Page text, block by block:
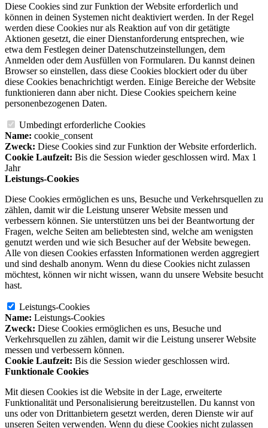
Diese Cookies sind zur Funktion der Website erforderlich und
können in deinen Systemen nicht deaktiviert werden. In der Regel
werden diese Cookies nur als Reaktion auf von dir getätigte
Aktionen gesetzt, die einer Dienstanforderung entsprechen, wie
etwa dem Festlegen deiner Datenschutzeinstellungen, dem
Anmelden oder dem Ausfüllen von Formularen. Du kannst deinen
Browser so einstellen, dass diese Cookies blockiert oder du über
diese Cookies benachrichtigt werden. Einige Bereiche der Website
funktionieren dann aber nicht. Diese Cookies speichern keine
personenbezogenen Daten.
Umbedingt erforderliche Cookies
Name: cookie_consent
Zweck: Diese Cookies sind zur Funktion der Website erforderlich.
Cookie Laufzeit: Bis die Session wieder geschlossen wird. Max 1
Jahr
Leistungs-Cookies
Diese Cookies ermöglichen es uns, Besuche und Verkehrsquellen zu
zählen, damit wir die Leistung unserer Website messen und
verbessern können. Sie unterstützen uns bei der Beantwortung der
Fragen, welche Seiten am beliebtesten sind, welche am wenigsten
genutzt werden und wie sich Besucher auf der Website bewegen.
Alle von diesen Cookies erfassten Informationen werden aggregiert
und sind deshalb anonym. Wenn du diese Cookies nicht zulassen
möchtest, können wir nicht wissen, wann du unsere Website besucht
hast.
Leistungs-Cookies
Name: Leistungs-Cookies
Zweck: Diese Cookies ermöglichen es uns, Besuche und
Verkehrsquellen zu zählen, damit wir die Leistung unserer Website
messen und verbessern können.
Cookie Laufzeit: Bis die Session wieder geschlossen wird.
Funktionale Cookies
Mit diesen Cookies ist die Website in der Lage, erweiterte
Funktionalität und Personalisierung bereitzustellen. Du kannst von
uns oder von Drittanbietern gesetzt werden, deren Dienste wir auf
unseren Seiten verwenden. Wenn du diese Cookies nicht zulassen